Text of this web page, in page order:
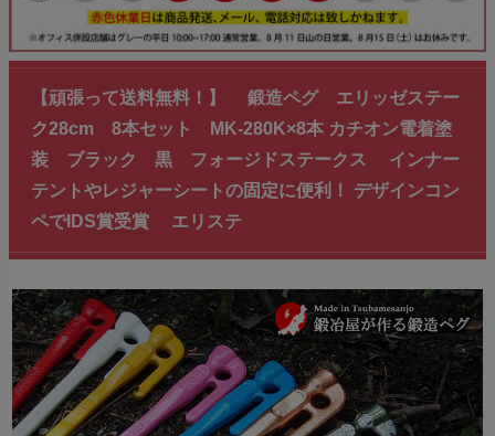
【頑張って送料無料！】 鍛造ペグ エリッゼステー
ク28cm 8本セット MK-280K×8本 カチオン電着塗
装 ブラック 黒 フォージドステークス インナー
テントやレジャーシートの固定に便利！ デザインコン
ペでIDS賞受賞 エリステ